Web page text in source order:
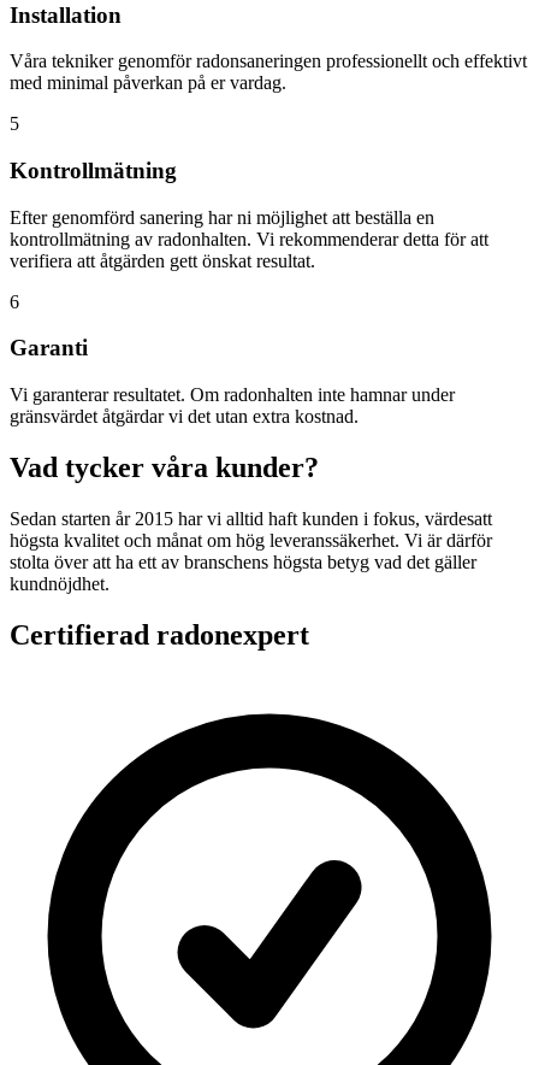
Installation
Våra tekniker genomför radonsaneringen professionellt och effektivt
med minimal påverkan på er vardag.
5
Kontrollmätning
Efter genomförd sanering har ni möjlighet att beställa en
kontrollmätning av radonhalten. Vi rekommenderar detta för att
verifiera att åtgärden gett önskat resultat.
6
Garanti
Vi garanterar resultatet. Om radonhalten inte hamnar under
gränsvärdet åtgärdar vi det utan extra kostnad.
Vad tycker våra kunder?
Sedan starten år 2015 har vi alltid haft kunden i fokus, värdesatt
högsta kvalitet och månat om hög leveranssäkerhet. Vi är därför
stolta över att ha ett av branschens högsta betyg vad det gäller
kundnöjdhet.
Certifierad radonexpert